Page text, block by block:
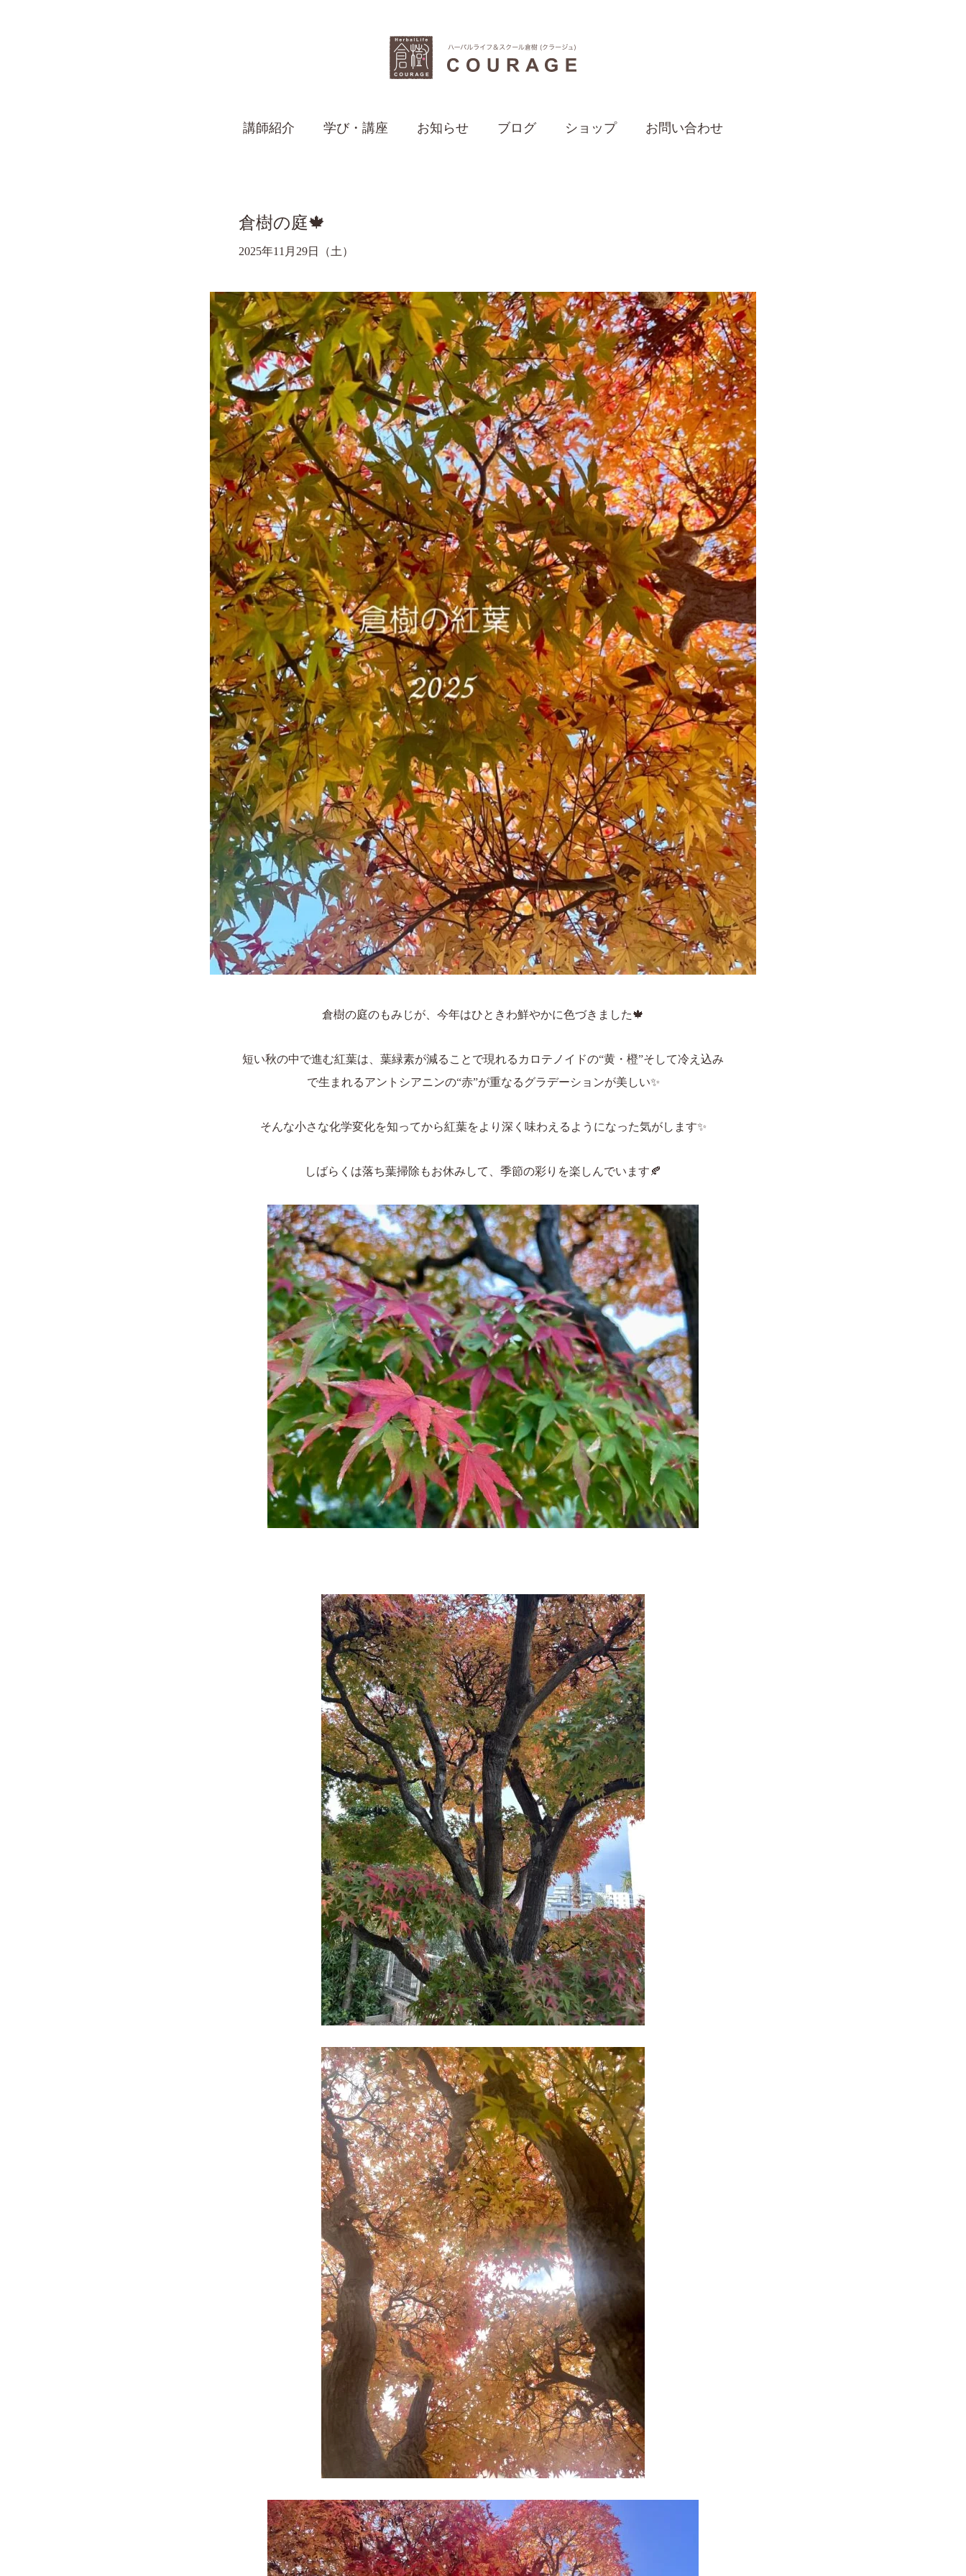
講師紹介 学び・講座 お知らせ ブログ ショップ お問い合わせ
倉樹の庭🍁
2025年11月29日（土）
倉樹の庭のもみじが、今年はひときわ鮮やかに色づきました🍁
短い秋の中で進む紅葉は、葉緑素が減ることで現れる カロテノイドの“黄・橙”そして冷え込み
で生まれるアントシアニンの“赤”が重なるグラデーションが美しい✨
そんな小さな化学変化を知ってから紅葉をより深く味わえるようになった気がします✨
しばらくは落ち葉掃除もお休みして、季節の彩りを楽しんでいます🍂